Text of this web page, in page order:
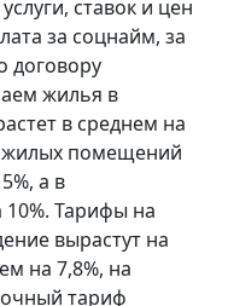
ставок и цен
за соцнайм, за
договору
жилья в
в среднем на
жилых помещений
а в
Тарифы на
вырастут на
на 7,8%, на
тариф